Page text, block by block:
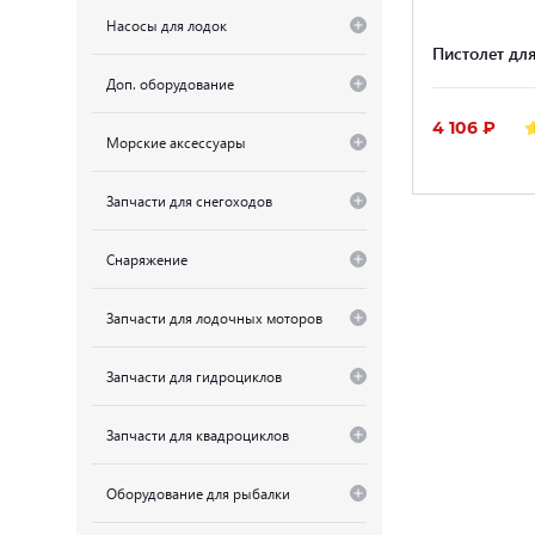
Насосы для лодок
Доп. оборудование
Морские аксессуары
Запчасти для снегоходов
Снаряжение
Запчасти для лодочных моторов
Запчасти для гидроциклов
Запчасти для квадроциклов
Оборудование для рыбалки
Пистолет
4 106 ₽